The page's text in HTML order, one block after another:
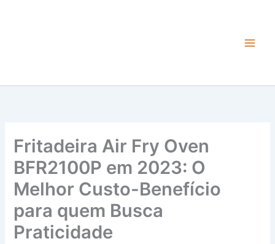
Fritadeira Air Fry Oven
BFR2100P em 2023: O
Melhor Custo-Benefício
para quem Busca
Praticidade